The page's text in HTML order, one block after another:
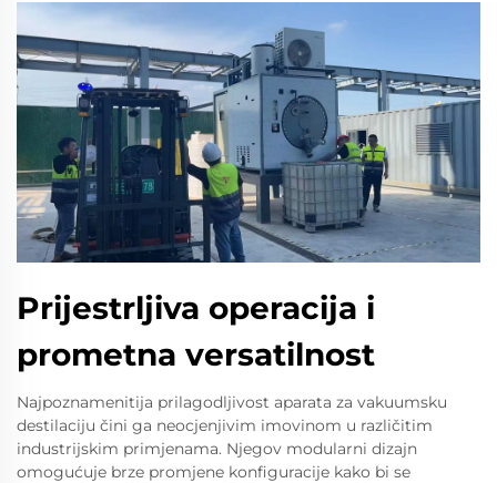
Prijestrljiva operacija i
prometna versatilnost
Najpoznamenitija prilagodljivost aparata za vakuumsku
destilaciju čini ga neocjenjivim imovinom u različitim
industrijskim primjenama. Njegov modularni dizajn
omogućuje brze promjene konfiguracije kako bi se